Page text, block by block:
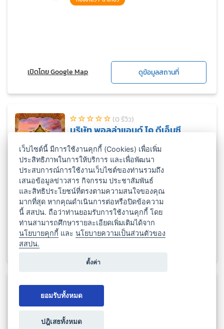
เปิดโดย Google Map ดูข้อมูลสถานที่
(0 รีวิว)
บริษัท พอลล่าแอนด์ โค ดีเอ็มซี
(ประเทศไทย) จำกัด
กรุงเทพมหานคร
ท่องเที่ยว / นำเที่ยว ออแกไนเซอร์
เปิดโดย Google Map ดูข้อมูลสถานที่
บริษัท มาลัยสยามทัวร์ จำกัด
ออแกไนเซอร์
เว็บไซต์นี้ มีการใช้งานคุกกี้ (Cookies) เพื่อเพิ่ม
ประสิทธิภาพในการให้บริการ และเพื่อพัฒนา
ประสบการณ์การใช้งานเว็บไซต์ของท่านรวมถึง
เสนอข้อมูลข่าวสาร กิจกรรม ประชาสัมพันธ์
และสิทธิประโยชน์ที่ตรงตามความสนใจของคุณ
มากที่สุด หากคุณดำเนินการต่อหรือปิดข้อความ
นี้ สสปน. ถือว่าท่านยอมรับการใช้งานคุกกี้ โดย
ท่านสามารถศึกษารายละเอียดเพิ่มเติมได้จาก
นโยบายคุกกี้ และนโยบายความเป็นส่วนตัวของ
สสปน.
ตั้งค่า
ยอมรับทั้งหมด
ปฎิเสธทั้งหมด